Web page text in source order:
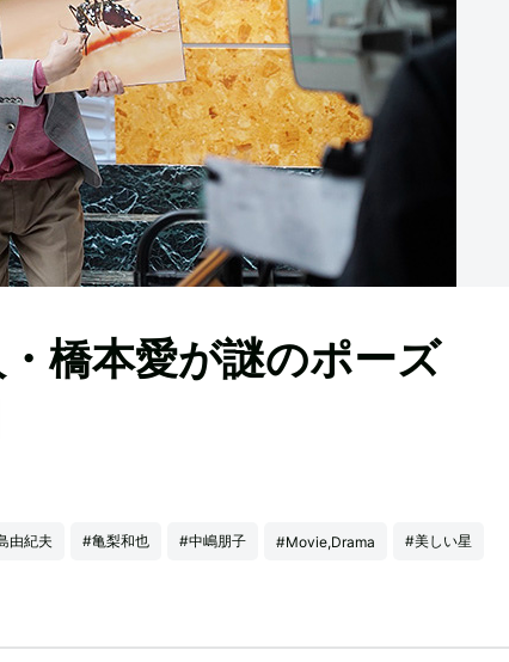
・橋本愛が謎のポーズ
由紀夫 #亀梨和也 #中嶋朋子 #Movie,Drama #美しい星